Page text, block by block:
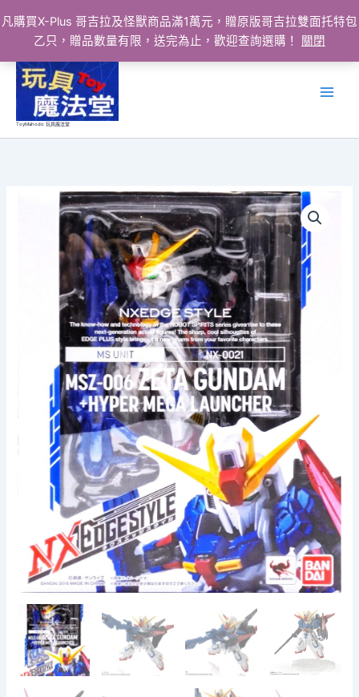
凡購買X-Plus 哥吉拉及怪獸商品滿1萬元，贈原版哥吉拉雙面托特包
乙只，贈品數量有限，送完為止，歡迎查詢選購！
關閉
ToyMahodo 玩具魔法堂